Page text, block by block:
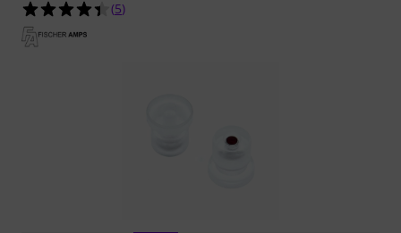
4.4 von 5 Sternen aus 5 Kundenbewertungen
(5)